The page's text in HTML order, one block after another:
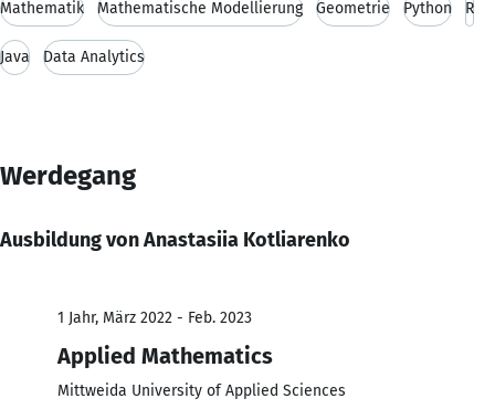
Mathematik Mathematische Modellierung Geometrie Python R
Java Data Analytics
Werdegang
Ausbildung von Anastasiia Kotliarenko
1 Jahr, März 2022 - Feb. 2023
Applied Mathematics
Mittweida University of Applied Sciences